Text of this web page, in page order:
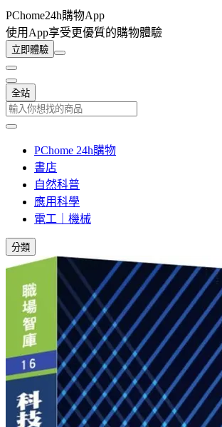
PChome24h購物App
使用App享受更優質的購物體驗
立即體驗
全站
PChome 24h購物
書店
自然科普
應用科學
電工｜機械
分類